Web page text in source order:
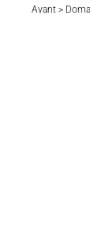
Avant >